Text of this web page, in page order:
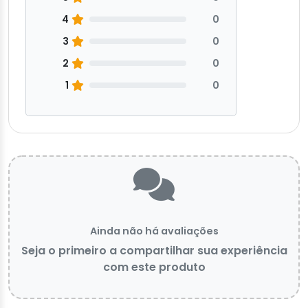
4
0
3
0
2
0
1
0
Ainda não há avaliações
Seja o primeiro a compartilhar sua experiência
com este produto